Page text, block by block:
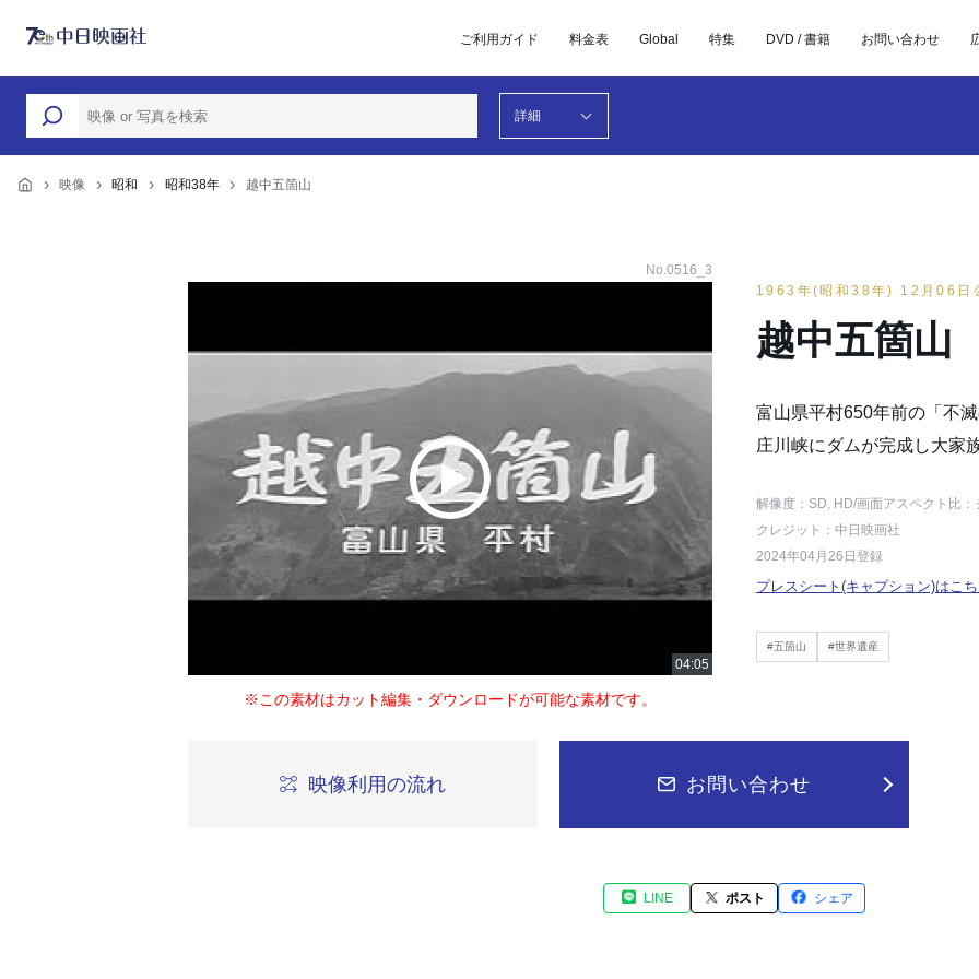
ご利用ガイド 料金表 Global 特集 DVD / 書籍 お問い合わせ
詳細
映像 昭和 昭和38年 越中五箇山
No.0516_3
※この素材はカット編集・ダウンロードが可能な素材です。
1963年(昭和38年) 12月06日
越中五箇山
富山県平村650年前の「不
庄川峡にダムが完成し大家
解像度：SD, HD/画面アスペクト比
クレジット：中日映画社
2024年04月26日登録
プレスシート(キャプション)はこち
#五箇山 #世界遺産
映像利用の流れ お問い合わせ
LINE ポスト シェア